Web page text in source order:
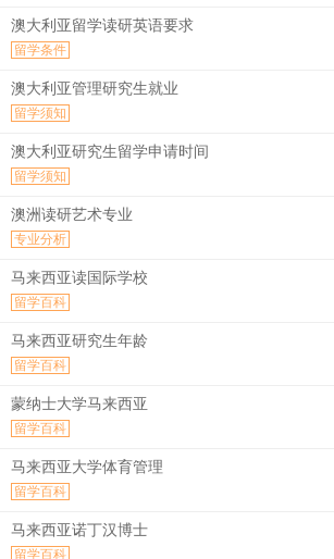
澳大利亚留学读研英语要求
留学条件
澳大利亚管理研究生就业
留学须知
澳大利亚研究生留学申请时间
留学须知
澳洲读研艺术专业
专业分析
马来西亚读国际学校
留学百科
马来西亚研究生年龄
留学百科
蒙纳士大学马来西亚
留学百科
马来西亚大学体育管理
留学百科
马来西亚诺丁汉博士
留学百科